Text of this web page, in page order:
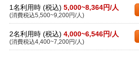
1名利用時 (税込) 5,000~8,364円/人
(消費税込5,500~9,200円/人)
2名利用時 (税込) 4,000~6,546円/人
(消費税込4,400~7,200円/人)